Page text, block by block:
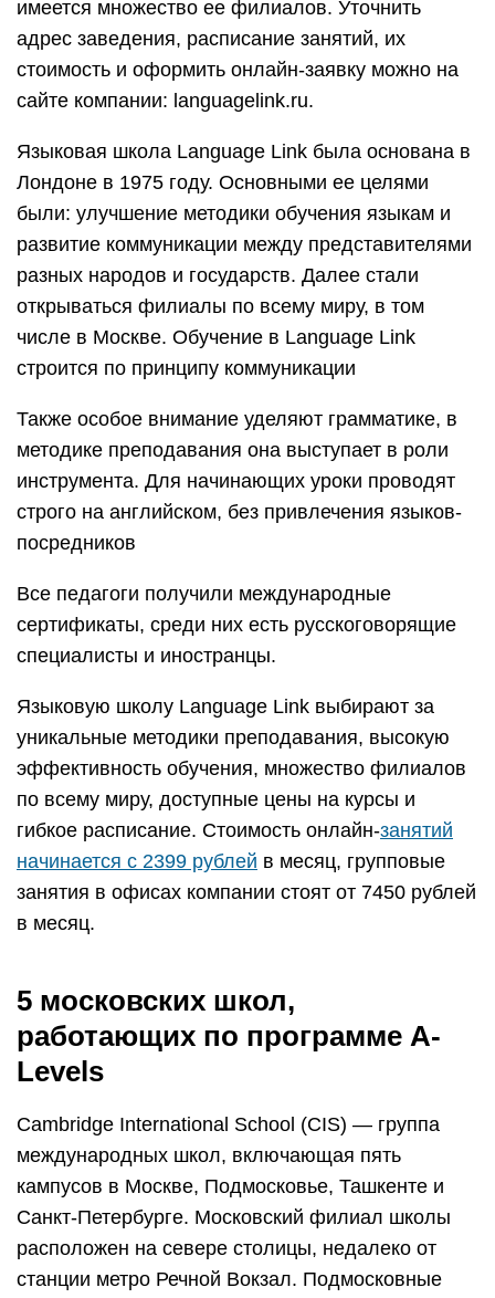
имеется множество ее филиалов. Уточнить
адрес заведения, расписание занятий, их
стоимость и оформить онлайн-заявку можно на
сайте компании: languagelink.ru.
Языковая школа Language Link была основана в
Лондоне в 1975 году. Основными ее целями
были: улучшение методики обучения языкам и
развитие коммуникации между представителями
разных народов и государств. Далее стали
открываться филиалы по всему миру, в том
числе в Москве. Обучение в Language Link
строится по принципу коммуникации
Также особое внимание уделяют грамматике, в
методике преподавания она выступает в роли
инструмента. Для начинающих уроки проводят
строго на английском, без привлечения языков-
посредников
Все педагоги получили международные
сертификаты, среди них есть русскоговорящие
специалисты и иностранцы.
Языковую школу Language Link выбирают за
уникальные методики преподавания, высокую
эффективность обучения, множество филиалов
по всему миру, доступные цены на курсы и
гибкое расписание. Стоимость онлайн-занятий
начинается с 2399 рублей в месяц, групповые
занятия в офисах компании стоят от 7450 рублей
в месяц.
5 московских школ,
работающих по программе A-
Levels
Cambridge International School (CIS) — группа
международных школ, включающая пять
кампусов в Москве, Подмосковье, Ташкенте и
Санкт-Петербурге. Московский филиал школы
расположен на севере столицы, недалеко от
станции метро Речной Вокзал. Подмосковные